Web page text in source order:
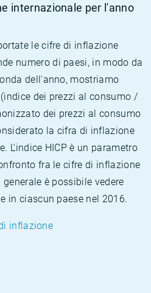
internazionale per l'anno
le cifre di inflazione
numero di paesi, in modo da
dell'anno, mostriamo
dei prezzi al consumo /
dei prezzi al consumo
la cifra di inflazione
L'indice HICP è un parametro
fra le cifre di inflazione
è possibile vedere
in ciascun paese nel 2016.
inflazione